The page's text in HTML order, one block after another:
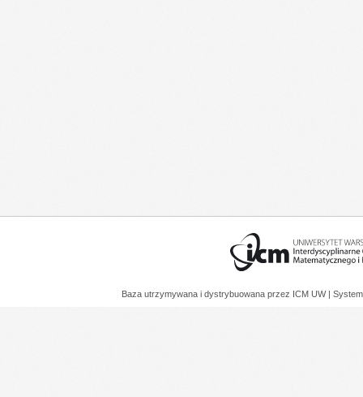
Baza utrzymywana i dystrybuowana przez ICM UW |